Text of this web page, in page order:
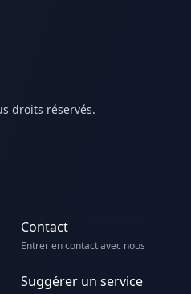
droits réservés.
Contact
Entrer en contact avec nous
Suggérer un service